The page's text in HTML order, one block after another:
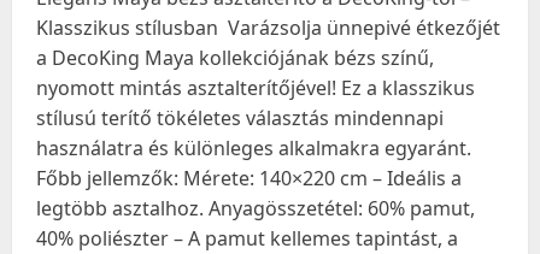
Klasszikus stílusban Varázsolja ünnepivé étkezőjét
a DecoKing Maya kollekciójának bézs színű,
nyomott mintás asztalterítőjével! Ez a klasszikus
stílusú terítő tökéletes választás mindennapi
használatra és különleges alkalmakra egyaránt.
Főbb jellemzők: Mérete: 140×220 cm – Ideális a
legtöbb asztalhoz. Anyagösszetétel: 60% pamut,
40% poliészter – A pamut kellemes tapintást, a